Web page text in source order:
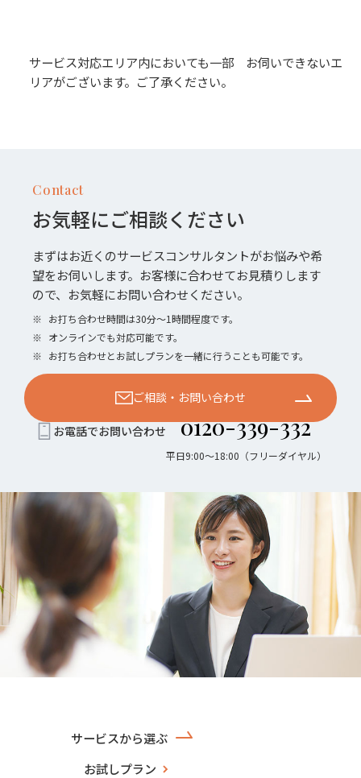
サービス対応エリア内においても一部 お伺いできないエ
リアがございます。ご了承ください。
Contact
お気軽にご相談ください
まずはお近くのサービスコンサルタントがお悩みや希
望をお伺いします。お客様に合わせてお見積りします
ので、お気軽にお問い合わせください。
※ お打ち合わせ時間は30分〜1時間程度です。
※ オンラインでも対応可能です。
※ お打ち合わせとお試しプランを一緒に行うことも可能です。
ご相談・お問い合わせ
お電話でお問い合わせ 0120-339-332
平日9:00〜18:00（フリーダイヤル）
サービスから選ぶ
お試しプラン